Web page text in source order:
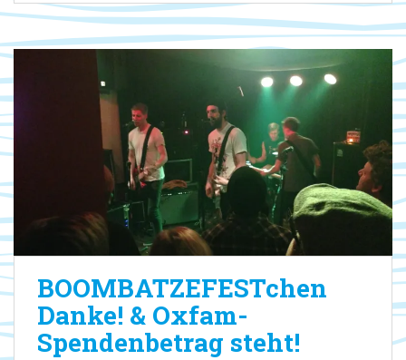
BOOMBATZEFESTchen
Danke! & Oxfam-
Spendenbetrag steht!